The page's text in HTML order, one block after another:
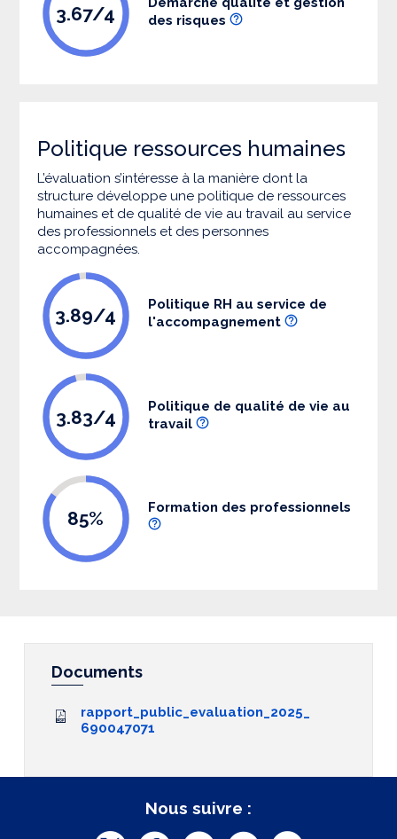
3.67/4
des risques
Politique ressources humaines
L’évaluation s’intéresse à la manière dont la
structure développe une politique de ressources
humaines et de qualité de vie au travail au service
des professionnels et des personnes
accompagnées.
3.89/4
Politique RH au service de
l'accompagnement
3.83/4
Politique de qualité de vie au
travail
85% Formation des professionnels
Documents
rapport_public_evaluation_2025_
690047071
Nous suivre :